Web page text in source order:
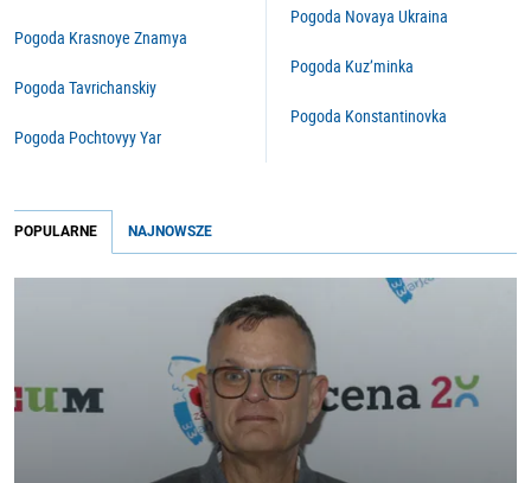
Pogoda Krasnoye Znamya
Pogoda Tavrichanskiy
Pogoda Pochtovyy Yar
Pogoda Novaya Ukraina
Pogoda Kuz’minka
Pogoda Konstantinovka
POPULARNE NAJNOWSZE